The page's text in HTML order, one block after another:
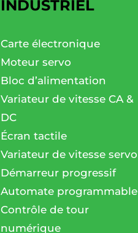
INDUSTRIEL
Carte électronique
Moteur servo
Bloc d’alimentation
Variateur de vitesse CA &
DC
Écran tactile
Variateur de vitesse servo
Démarreur progressif
Automate programmable
Contrôle de tour
numérique